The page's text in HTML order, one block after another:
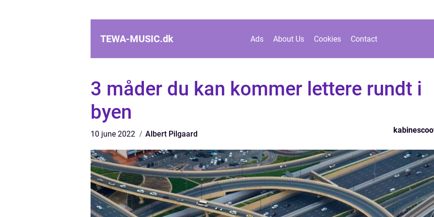
TEWA-MUSIC.dk Ads About Us Cookies Contact
3 måder du kan kommer lettere rundt i
byen
10 june 2022 Albert Pilgaard